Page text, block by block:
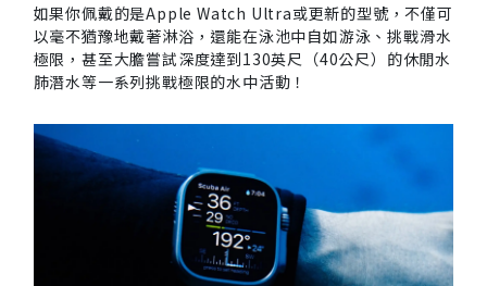
如果你佩戴的是Apple Watch Ultra或更新的型號，不僅可
以毫不猶豫地戴著淋浴，還能在泳池中自如游泳、挑戰滑水
極限，甚至大膽嘗試深度達到130英尺（40公尺）的休閒水
肺潛水等一系列挑戰極限的水中活動！